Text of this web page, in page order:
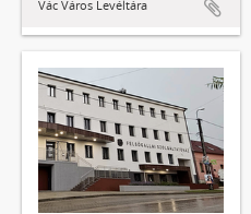
Vác Város Levéltára